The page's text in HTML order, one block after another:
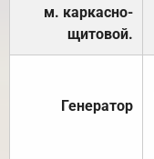
м. каркасно-
щитовой.
Генератор